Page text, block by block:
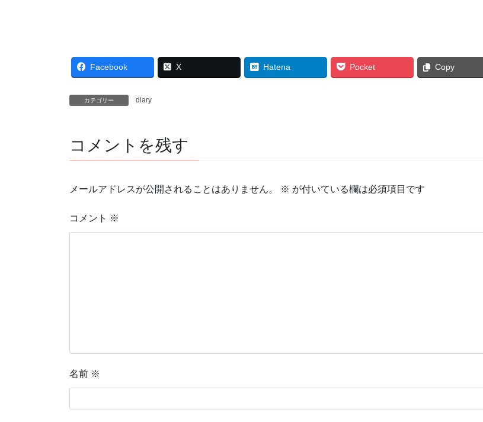
Facebook X Hatena Pocket Copy
カテゴリー diary
コメントを残す
メールアドレスが公開されることはありません。 ※ が付いている欄は必須項目です
コメント ※
名前 ※